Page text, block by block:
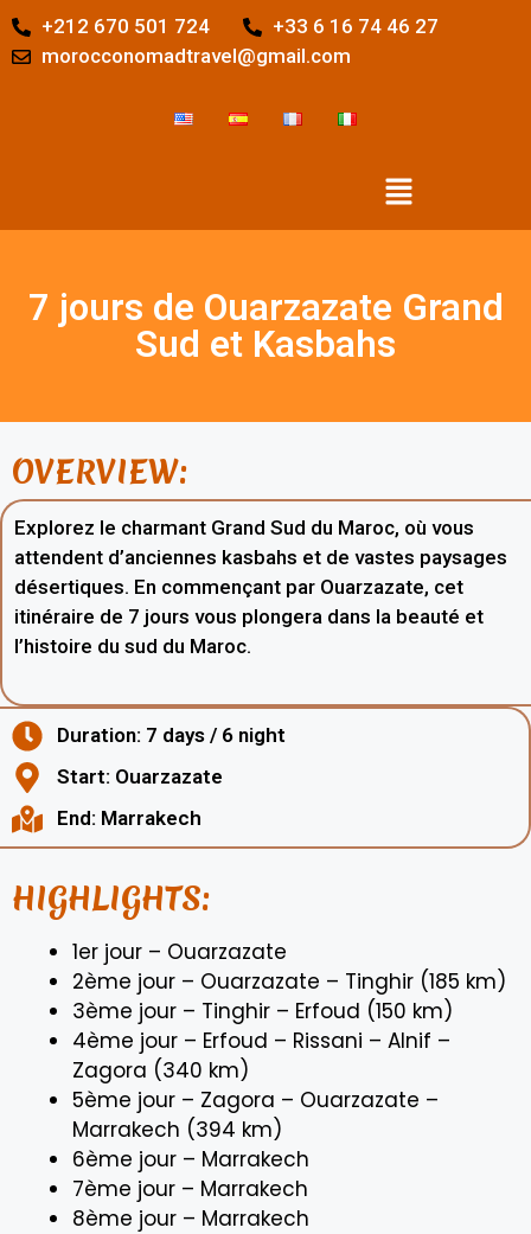
+212 670 501 724
+33 6 16 74 46 27
morocconomadtravel@gmail.com
7 jours de Ouarzazate Grand
Sud et Kasbahs
OVERVIEW:
Explorez le charmant Grand Sud du Maroc, où vous
attendent d’anciennes kasbahs et de vastes paysages
désertiques. En commençant par Ouarzazate, cet
itinéraire de 7 jours vous plongera dans la beauté et
l’histoire du sud du Maroc.
Duration: 7 days / 6 night
Start: Ouarzazate
End: Marrakech
HIGHLIGHTS:
1er jour – Ouarzazate
2ème jour – Ouarzazate – Tinghir (185 km)
3ème jour – Tinghir – Erfoud (150 km)
4ème jour – Erfoud – Rissani – Alnif –
Zagora (340 km)
5ème jour – Zagora – Ouarzazate –
Marrakech (394 km)
6ème jour – Marrakech
7ème jour – Marrakech
8ème jour – Marrakech